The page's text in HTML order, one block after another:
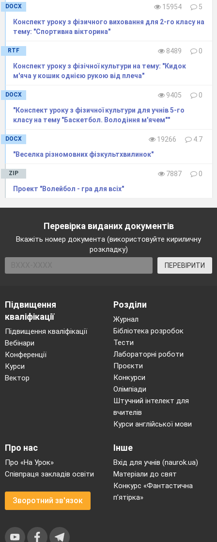
DOCX 15954
5
Конспект уроку з фізичного виховання для 2-го класу на
тему: "Спортивна вікторина"
RTF 8489
0
Конспект уроку з фізічної культури на тему: "Кидок
м'яча у кошик однiєю рукою вiд плеча"
DOCX 9405
0
"Конспект уроку з фізичної культури для учнів 5-го
класу на тему "Баскетбол. Володіння м'ячем""
DOCX 19266
4.7
"Веселка різномовних фізкультхвилинок"
ZIP 7887
0
Проект "Волейбол - гра для всіх"
Перевірка виданих документів
Вкажіть номер документа (використовуйте кириличну
розкладку)
ПЕРЕВІРИТИ
Підвищення
кваліфікації
Підвищення кваліфікації
Вебінари
Конференції
Курси
Вектор
Розділи
Журнал
Бібліотека розробок
Тести
Лабораторні роботи
Проєкти
Конкурси
Олімпіади
Штучний інтелект для
вчителів
Курси англійської мови
Про нас
Про «На Урок»
Співпраця закладів освіти
Зворотний зв'язок
Інше
Вхід для учнів (naurok.ua)
Матеріали до свят
Конкурс «Фантастична
п’ятірка»